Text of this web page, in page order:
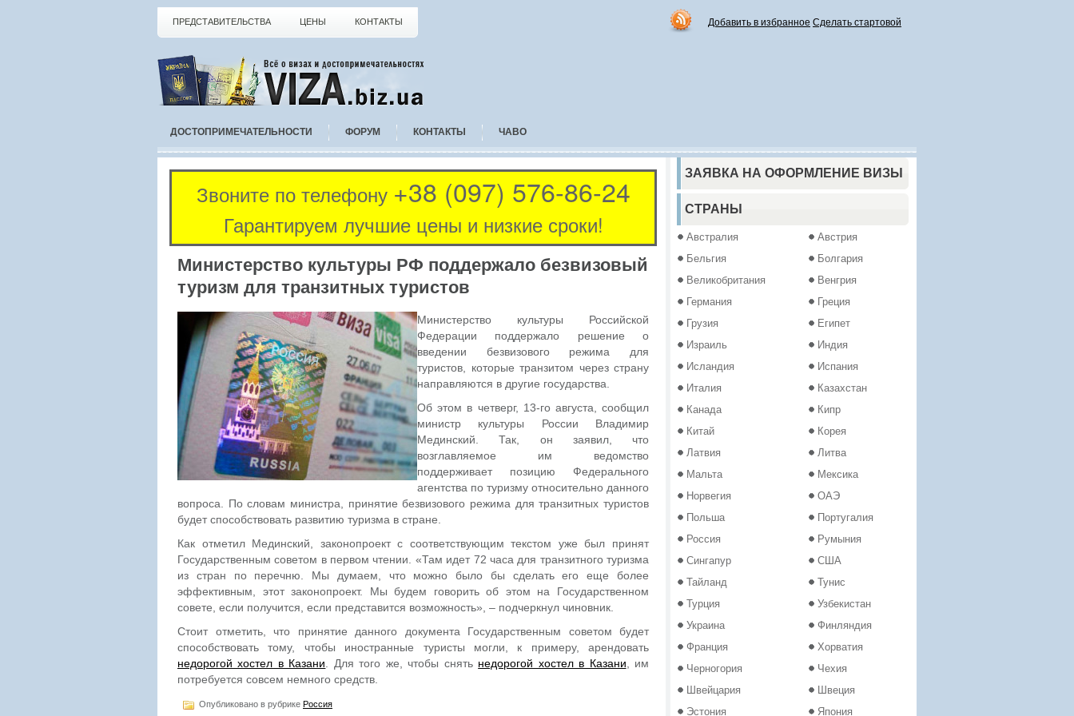
ПРЕДСТАВИТЕЛЬСТВА ЦЕНЫ КОНТАКТЫ Добавить в избранное Сделать стартовой
ДОСТОПРИМЕЧАТЕЛЬНОСТИ ФОРУМ КОНТАКТЫ ЧАВО
Звоните по телефону +38 (097) 576-86-24
Гарантируем лучшие цены и низкие сроки!
Министерство культуры РФ поддержало безвизовый
туризм для транзитных туристов
Министерство культуры Российской
Федерации поддержало решение о
введении безвизового режима для
туристов, которые транзитом через страну
направляются в другие государства.
Об этом в четверг, 13-го августа, сообщил
министр культуры России Владимир
Мединский. Так, он заявил, что
возглавляемое им ведомство
поддерживает позицию Федерального
агентства по туризму относительно данного
вопроса. По словам министра, принятие безвизового режима для транзитных туристов
будет способствовать развитию туризма в стране.
Как отметил Мединский, законопроект с соответствующим текстом уже был принят
Государственным советом в первом чтении. «Там идет 72 часа для транзитного туризма
из стран по перечню. Мы думаем, что можно было бы сделать его еще более
эффективным, этот законопроект. Мы будем говорить об этом на Государственном
совете, если получится, если представится возможность», – подчеркнул чиновник.
Стоит отметить, что принятие данного документа Государственным советом будет
способствовать тому, чтобы иностранные туристы могли, к примеру, арендовать
недорогой хостел в Казани . Для того же, чтобы снять недорогой хостел в Казани , им
потребуется совсем немного средств.
Опубликовано в рубрике Россия
ЗАЯВКА НА ОФОРМЛЕНИЕ ВИЗЫ
СТРАНЫ
Австралия
Австрия
Бельгия
Болгария
Великобритания
Венгрия
Германия
Греция
Грузия
Египет
Израиль
Индия
Исландия
Испания
Италия
Казахстан
Канада
Кипр
Китай
Корея
Латвия
Литва
Мальта
Мексика
Норвегия
ОАЭ
Польша
Португалия
Россия
Румыния
Сингапур
США
Тайланд
Тунис
Турция
Узбекистан
Украина
Финляндия
Франция
Хорватия
Черногория
Чехия
Швейцария
Швеция
Эстония
Япония